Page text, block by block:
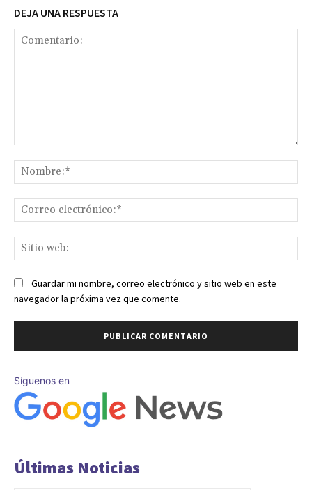
DEJA UNA RESPUESTA
Guardar mi nombre, correo electrónico y sitio web en este
navegador la próxima vez que comente.
Síguenos en
Últimas Noticias